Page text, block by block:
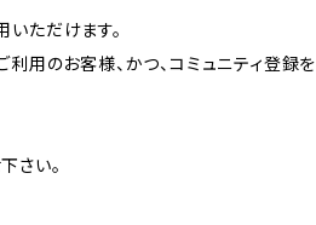
ただけます。
用のお客様、かつ、コミュニティ登録
さい。